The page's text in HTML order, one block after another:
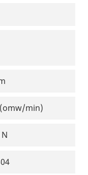
min)